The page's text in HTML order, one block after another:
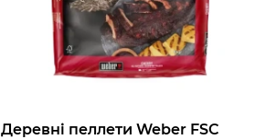
Деревні пеллети Weber FSC